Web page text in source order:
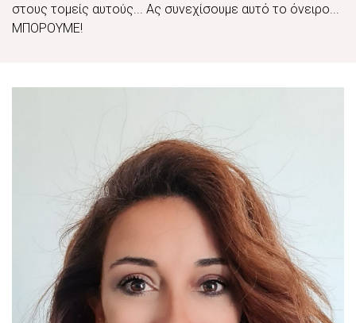
στους τομείς αυτούς... Ας συνεχίσουμε αυτό το όνειρο...
ΜΠΟΡΟΥΜΕ!